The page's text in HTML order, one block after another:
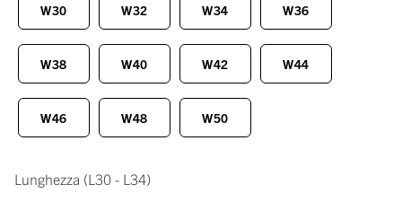
W30 W32 W34 W36
W38 W40 W42 W44
W46 W48 W50
Lunghezza (L30 - L34)